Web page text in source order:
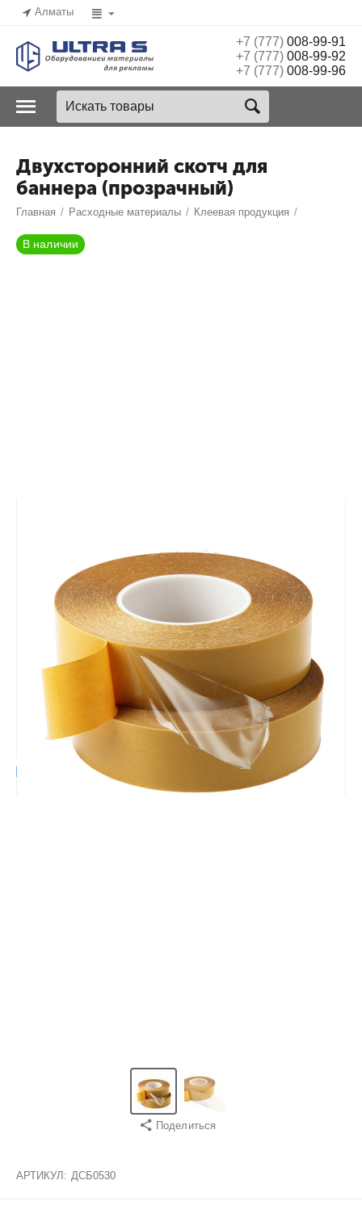
Алматы
+7 (777)008-99-91
+7 (777)008-99-92
+7 (777)008-99-96
Двухсторонний скотч для
баннера (прозрачный)
Главная / Расходные материалы / Клеевая продукция /
В наличии
Поделиться
АРТИКУЛ: ДСБ0530